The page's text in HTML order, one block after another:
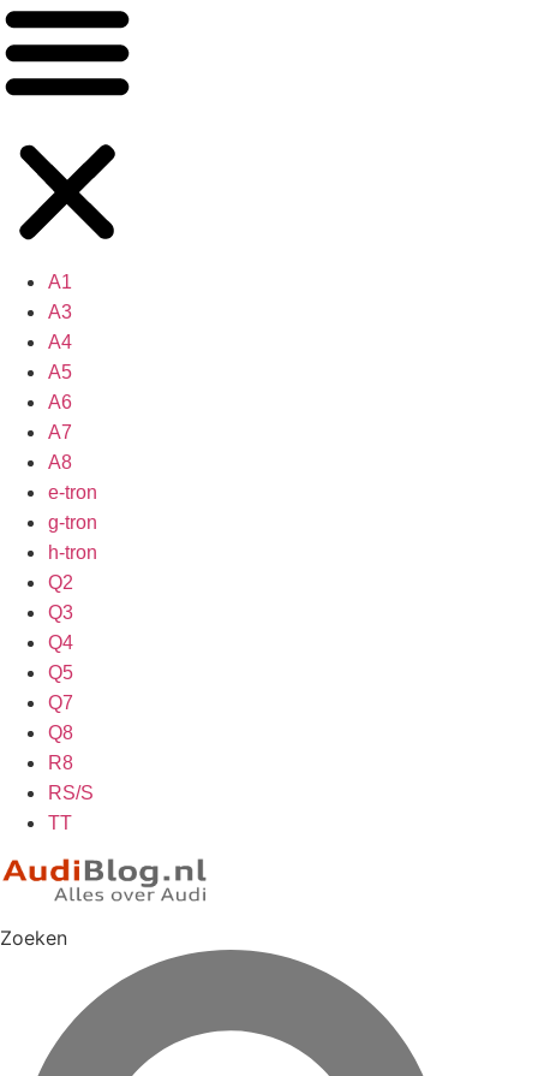
A1
A3
A4
A5
A6
A7
A8
e-tron
g-tron
h-tron
Q2
Q3
Q4
Q5
Q7
Q8
R8
RS/S
TT
Zoeken